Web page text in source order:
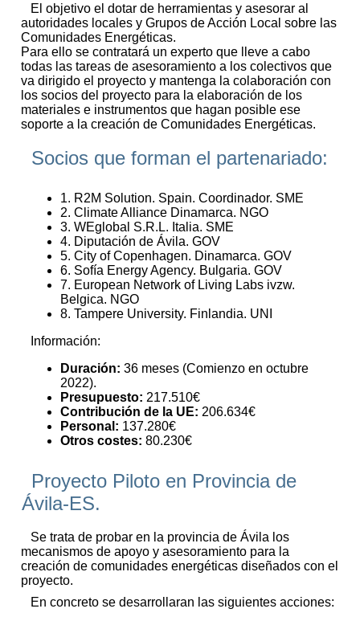
El objetivo el dotar de herramientas y asesorar al
autoridades locales y Grupos de Acción Local sobre las
Comunidades Energéticas.
Para ello se contratará un experto que lleve a cabo
todas las tareas de asesoramiento a los colectivos que
va dirigido el proyecto y mantenga la colaboración con
los socios del proyecto para la elaboración de los
materiales e instrumentos que hagan posible ese
soporte a la creación de Comunidades Energéticas.
Socios que forman el partenariado:
1. R2M Solution. Spain. Coordinador. SME
2. Climate Alliance Dinamarca. NGO
3. WEglobal S.R.L. Italia. SME
4. Diputación de Ávila. GOV
5. City of Copenhagen. Dinamarca. GOV
6. Sofía Energy Agency. Bulgaria. GOV
7. European Network of Living Labs ivzw.
Belgica. NGO
8. Tampere University. Finlandia. UNI
Información:
Duración: 36 meses (Comienzo en octubre
2022).
Presupuesto: 217.510€
Contribución de la UE: 206.634€
Personal: 137.280€
Otros costes: 80.230€
Proyecto Piloto en Provincia de
Ávila-ES.
Se trata de probar en la provincia de Ávila los
mecanismos de apoyo y asesoramiento para la
creación de comunidades energéticas diseñados con el
proyecto.
En concreto se desarrollaran las siguientes acciones: